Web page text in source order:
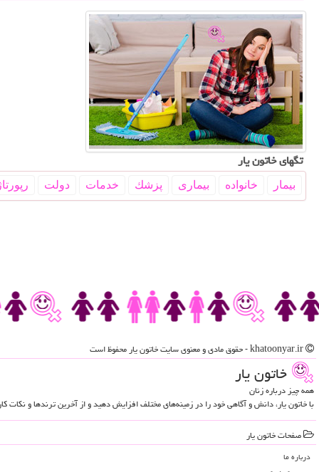
تگهای خاتون یار
بیمار خانواده بیماری پزشك خدمات دولت رپورتاژ
خاتون یار
همه چیز درباره زنان
با خاتون یار، دانش و آگاهی خود را در زمینه‌های مختلف افزایش دهید و از آخرین ترندها و
صفحات خاتون یار
درباره ما